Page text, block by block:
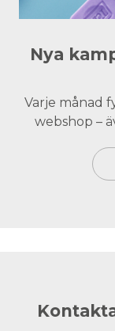
Nya
Varje månad
webshop –